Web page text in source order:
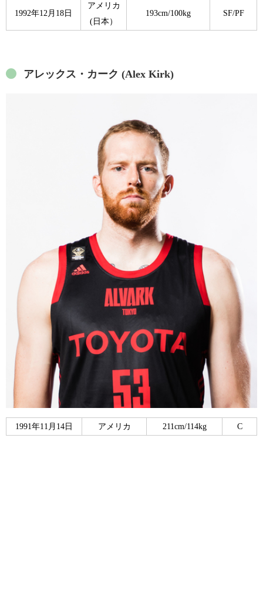
1992年12月18日
アメリカ
(日本）
193cm/100kg SF/PF
アレックス・カーク (Alex Kirk)
1991年11月14日 アメリカ 211cm/114kg C